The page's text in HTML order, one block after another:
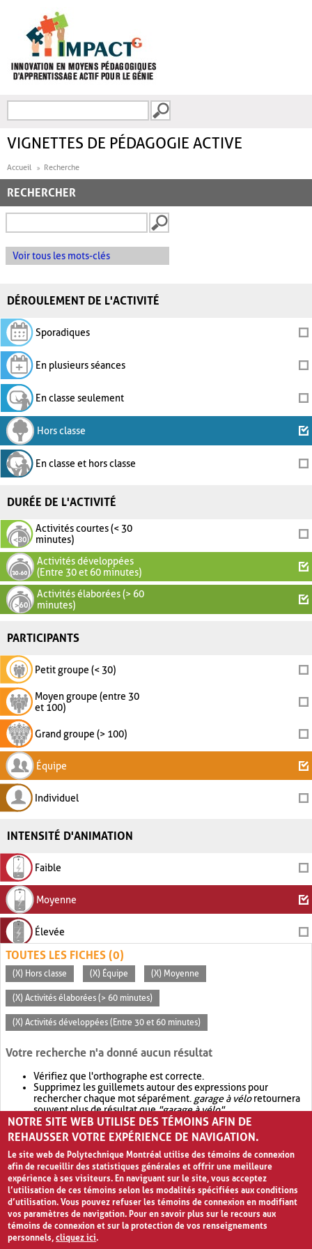
FORMULAIRE DE
VIGNETTES DE PÉDAGOGIE ACTIVE
Accueil Recherche
RECHERCHER
Voir tous les mots-clés
DÉROULEMENT DE L'ACTIVITÉ
Sporadiques
En plusieurs séances
En classe seulement
Hors classe
En classe et hors classe
DURÉE DE L'ACTIVITÉ
Activités courtes (< 30
minutes)
Activités développées
(Entre 30 et 60 minutes)
Activités élaborées (> 60
minutes)
PARTICIPANTS
Petit groupe (< 30)
Moyen groupe (entre 30
et 100)
Grand groupe (> 100)
Équipe
Individuel
INTENSITÉ D'ANIMATION
Faible
Moyenne
Élevée
TOUTES LES FICHES (0)
(X) Hors classe (X) Équipe (X) Moyenne
(X) Activités élaborées (> 60 minutes)
(X) Activités développées (Entre 30 et 60 minutes)
Votre recherche n'a donné aucun résultat
Vérifiez que l'orthographe est correcte.
Supprimez les guillemets autour des expressions pour
rechercher chaque mot séparément. garage à véloretournera
souvent plus de résultat que"garage à vélo".
Envisagez d'élargir votre recherche avec OR.garage OR vélo
retournera souvent plus de résultat quegarage à vélo
NOTRE SITE WEB UTILISE DES TÉMOINS AFIN DE
REHAUSSER VOTRE EXPÉRIENCE DE NAVIGATION.
Le site web de Polytechnique Montréal utilise des témoins de connexion
afin de recueillir des statistiques générales et offrir une meilleure
expérience à ses visiteurs. En naviguant sur le site, vous acceptez
l’utilisation de ces témoins selon les modalités spécifiées aux conditions
d’utilisation. Vous pouvez refuser les témoins de connexion en modifiant
vos paramètres de navigation. Pour en savoir plus sur le recours aux
témoins de connexion et sur la protection de vos renseignements
personnels,cliquez ici.